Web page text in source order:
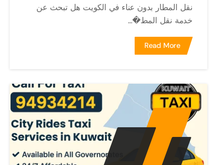
نقل المطار بدون عناء في الكويت هل تبحث عن
خدمة نقل المط�...
Read More